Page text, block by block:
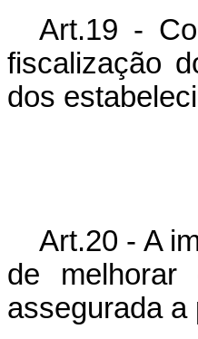
Art.19 -
fiscalização
dos
Art.20 - A
de melhorar
assegurada